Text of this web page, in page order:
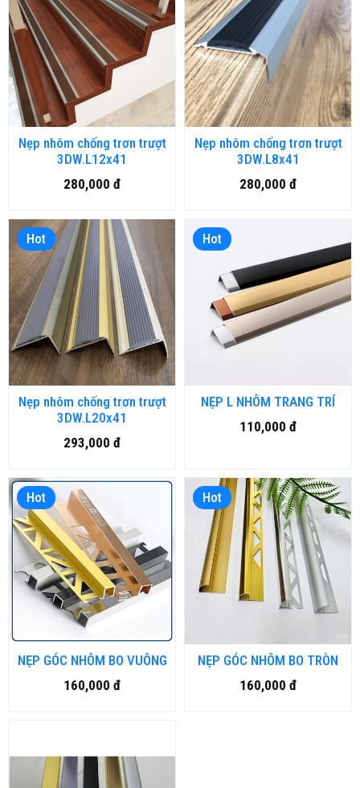
Nẹp nhôm chống trơn trượt
3DW.L12x41
280,000 đ
Nẹp nhôm chống trơn trượt
3DW.L8x41
280,000 đ
Hot
Nẹp nhôm chống trơn trượt
3DW.L20x41
293,000 đ
Hot
NẸP L NHÔM TRANG TRÍ
110,000 đ
Hot
NẸP GÓC NHÔM BO VUÔNG
160,000 đ
Hot
NẸP GÓC NHÔM BO TRÒN
160,000 đ